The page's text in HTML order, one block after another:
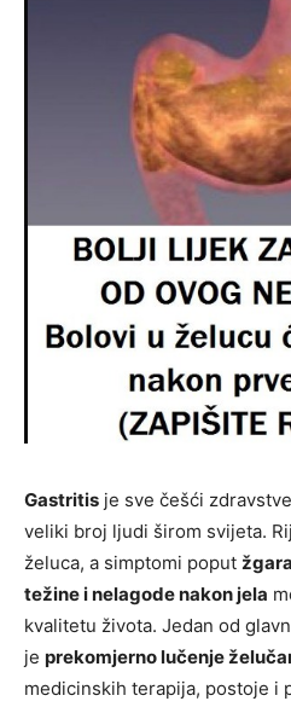
Gastritis je sve češći
veliki broj ljudi širom svijeta.
želuca, a simptomi poput
težine i nelagode nakon jela
kvalitetu života. Jedan od
je prekomjerno lučenje
medicinskih terapija, postoje i